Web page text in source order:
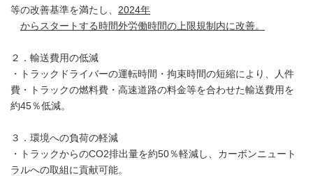
等の改善基準を満たし、 2024年
からスタートする時間外労働時間の上限規制内に改善。
２．輸送費用の低減
・トラックドライバーの運転時間・拘束時間の短縮により、人件
費・トラックの燃料費・高速道路の料金等を合わせた輸送費用を
約45％低減。
３．環境への負荷の軽減
・トラックからのCO2排出量を約50％軽減し、カーボンニュート
ラルへの取組に貢献可能。